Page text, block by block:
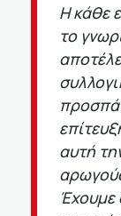
Η κάθε
το
αυτή
Έχουμε